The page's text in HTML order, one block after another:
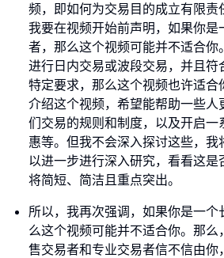
频，即如何为交易目的成立有限责
我要在视频开始前声明，如果你是
者，那么这个视频可能并不适合你
进行日内交易或波段交易，并且符
特定要求，那么这个视频也许适合
介绍这个视频，希望能帮助一些人
们交易的规则和制度，以及开启一
惠等。但我不会深入探讨这些，我
以进一步进行深入研究，看看这是
将简短、简洁且重点突出。
所以，我再次强调，如果你是一个
么这个视频可能并不适合你。那么
售交易者和专业交易者信不信由你